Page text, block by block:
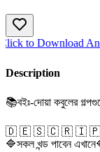
to Download
Description
📚বইঃ-দোয়া কবুলের
🇩 🇪 🇸 🇨 🇷 🇮
🔷সকল খন্ড পাবেন